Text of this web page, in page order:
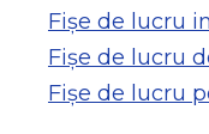
Fișe de lucru
Fișe de lucru
Fișe de lucru